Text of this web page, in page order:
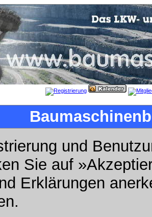
und
Sie auf
Erklärungen